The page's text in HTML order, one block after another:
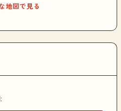
地図で見る